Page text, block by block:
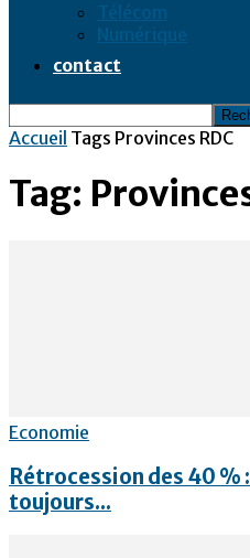
Télécom
Numérique
contact
Accueil Tags Provinces RDC
Tag:
Economie
Rétrocession des 40 %
toujours...